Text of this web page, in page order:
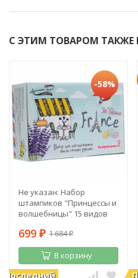
С ЭТИМ ТОВАРОМ
Последний
-58%
Не указан: Набор
штампиков "Принцессы и
волшебницы" 15 видов
699 ₽ 1 684₽
В корзину